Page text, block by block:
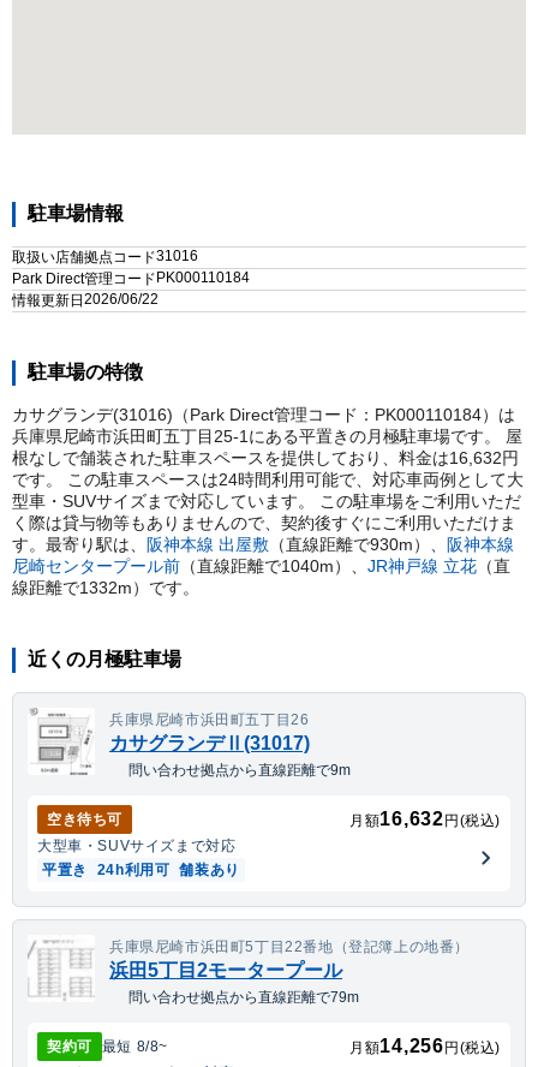
駐車場情報
取扱い店舗拠点コード31016
Park Direct管理コード PK000110184
情報更新日 2026/06/22
駐車場の特徴
カサグランデ(31016)（Park Direct管理コード：PK000110184）は
兵庫県尼崎市浜田町五丁目25-1にある平置きの月極駐車場です。 屋
根なしで舗装された駐車スペースを提供しており、料金は16,632円
です。 この駐車スペースは24時間利用可能で、対応車両例として大
型車・SUVサイズまで対応しています。 この駐車場をご利用いただ
く際は貸与物等もありませんので、契約後すぐにご利用いただけま
す。 最寄り駅は、 阪神本線 出屋敷 （直線距離で930m）
阪神本線
尼崎センタープール前 （直線距離で1040m） JR神戸線 立花 （直
線距離で1332m） です。
近くの月極駐車場
兵庫県尼崎市浜田町五丁目26
カサグランデⅡ(31017)
問い合わせ拠点から直線距離で9m
空き待ち可 月額16,632 円(税込)
大型車・SUVサイズまで対応
平置き
24h利用可 舗装あり
兵庫県尼崎市浜田町5丁目22番地（登記簿上の地番）
浜田5丁目2モータープール
問い合わせ拠点から直線距離で79m
契約可 最短 8/8~ 月額14,256 円(税込)